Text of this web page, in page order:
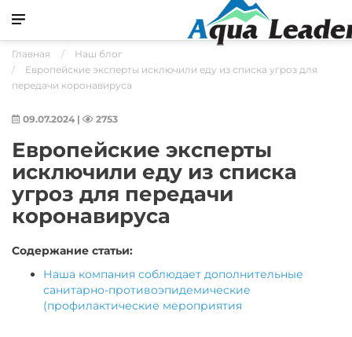
Главная
Наш блог
Европейские эксперты исключили еду из списка угроз для
передачи коронавируса
09.07.2024 | 2753
Европейские эксперты
исключили еду из списка
угроз для передачи
коронавируса
Содержание статьи:
Наша компания соблюдает дополнительные
санитарно-противоэпидемические
(профилактические мероприятия